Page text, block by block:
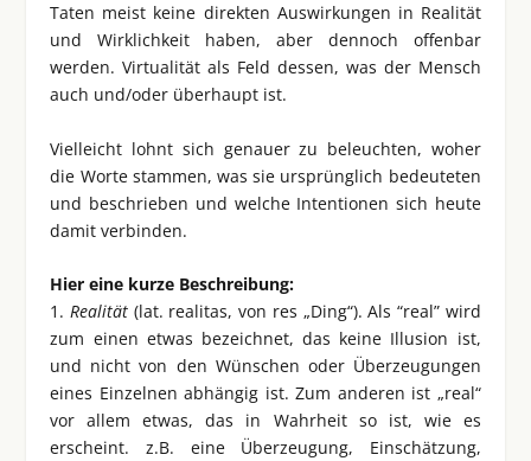
Taten meist keine direkten Auswirkungen in Realität
und Wirklichkeit haben, aber dennoch offenbar
werden. Virtualität als Feld dessen, was der Mensch
auch und/oder überhaupt ist.
Vielleicht lohnt sich genauer zu beleuchten, woher
die Worte stammen, was sie ursprünglich bedeuteten
und beschrieben und welche Intentionen sich heute
damit verbinden.
Hier eine kurze Beschreibung:
1.Realität (lat. realitas, von res „Ding“). Als “real” wird
zum einen etwas bezeichnet, das keine Illusion ist,
und nicht von den Wünschen oder Überzeugungen
eines Einzelnen abhängig ist. Zum anderen ist „real“
vor allem etwas, das in Wahrheit so ist, wie es
erscheint. z.B. eine Überzeugung, Einschätzung,